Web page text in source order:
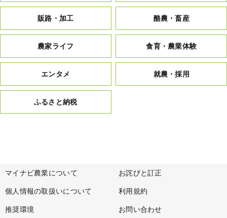
販路・加工 酪農・畜産
農家ライフ 食育・農業体験
エンタメ 就農・採用
ふるさと納税
マイナビ農業について お詫びと訂正
個人情報の取扱いについて 利用規約
推奨環境 お問い合わせ